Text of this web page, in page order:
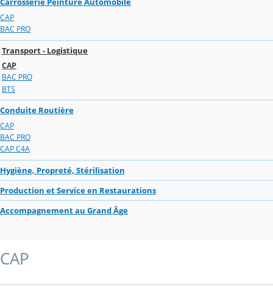
CAP
BAC PRO
Transport - Logistique
CAP
BAC PRO
BTS
Conduite Routière
CAP
BAC PRO
CAP C4A
Hygiène, Propreté, Stérilisation
Production et Service en Restaurations
Accompagnement au Grand Âge
CAP